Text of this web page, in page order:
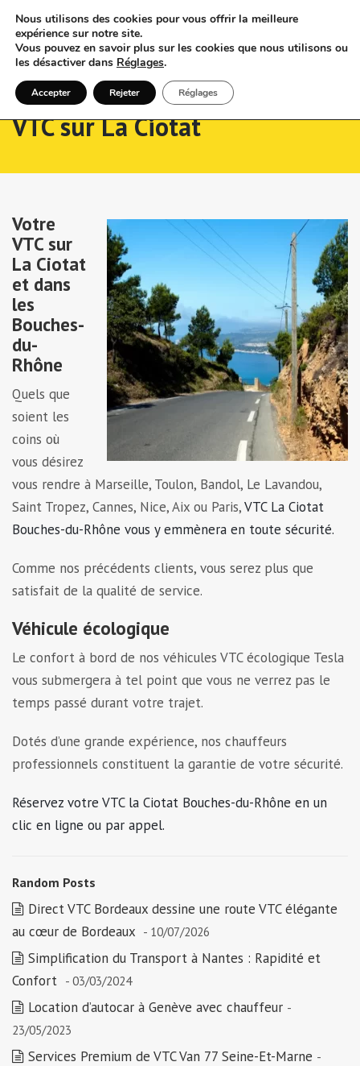
VTC sur La Ciotat
Votre
VTC sur
La Ciotat
et dans
les
Bouches-
du-
Rhône
Quels que
soient les
coins où
vous désirez
vous rendre à Marseille, Toulon, Bandol, Le Lavandou,
Saint Tropez, Cannes, Nice, Aix ou Paris,VTC La Ciotat
Bouches-du-Rhône vous y emmènera en toute sécurité.
Comme nos précédents clients, vous serez plus que
satisfait de la qualité de service.
Véhicule écologique
Le confort à bord de nos véhicules VTC écologique Tesla
vous submergera à tel point que vous ne verrez pas le
temps passé durant votre trajet.
Dotés d’une grande expérience, nos chauffeurs
professionnels constituent la garantie de votre sécurité.
Réservez votre VTC la Ciotat Bouches-du-Rhône en un
clic en ligne ou par appel.
Random Posts
Direct VTC Bordeaux dessine une route VTC élégante
au cœur de Bordeaux - 10/07/2026
Simplification du Transport à Nantes : Rapidité et
Confort - 03/03/2024
Location d’autocar à Genève avec chauffeur -
23/05/2023
Services Premium de VTC Van 77 Seine-Et-Marne -
Nous utilisons des cookies pour vous offrir la meilleure
expérience sur notre site.
Vous pouvez en savoir plus sur les cookies que nous utilisons ou
les désactiver dans Réglages.
Accepter Rejeter Réglages